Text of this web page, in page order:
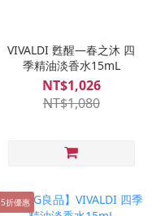
VIVALDI 甦醒—春之沐 四
季精油淡香水15mL
NT$1,026
NT$1,080
5折優惠